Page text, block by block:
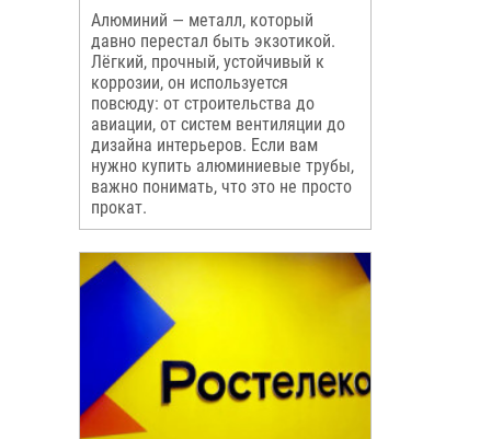
Алюминий — металл, который
давно перестал быть экзотикой.
Лёгкий, прочный, устойчивый к
коррозии, он используется
повсюду: от строительства до
авиации, от систем вентиляции до
дизайна интерьеров. Если вам
нужно купить алюминиевые трубы,
важно понимать, что это не просто
прокат.